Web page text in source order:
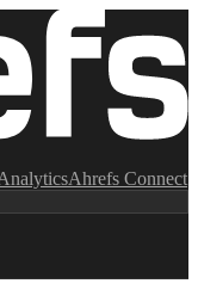
Ahrefs Connect